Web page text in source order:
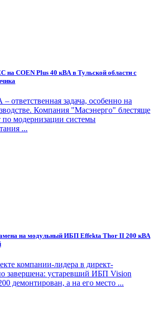
на COEN Plus 40 кВА в Тульской области с
ответственная задача, особенно на
Компания "Масэнерго" блестяще
по модернизации системы
...
на модульный ИБП Effekta Thor II 200 кВА
компании-лидера в директ-
завершена: устаревший ИБП Vision
демонтирован, а на его место ...